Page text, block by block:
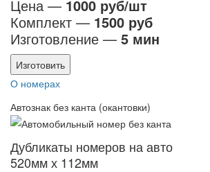
Цена — 1000 руб/шт
Комплект — 1500 руб
Изготовление — 5 мин
Изготовить
О номерах
Автознак без канта (окантовки)
Дубликаты номеров на авто
520мм х 112мм